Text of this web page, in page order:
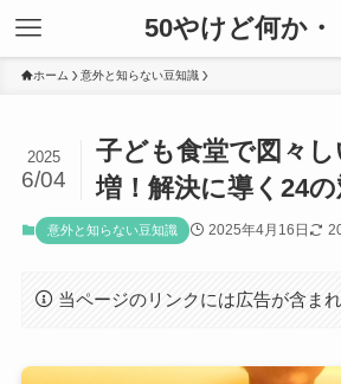
50やけど何か・
ホーム 意外と知らない豆知識
子ども食堂で図々
増！解決に導く24の
2025
6/04
意外と知らない豆知識 2025年4月16日
当ページのリンクには広告が含まれ